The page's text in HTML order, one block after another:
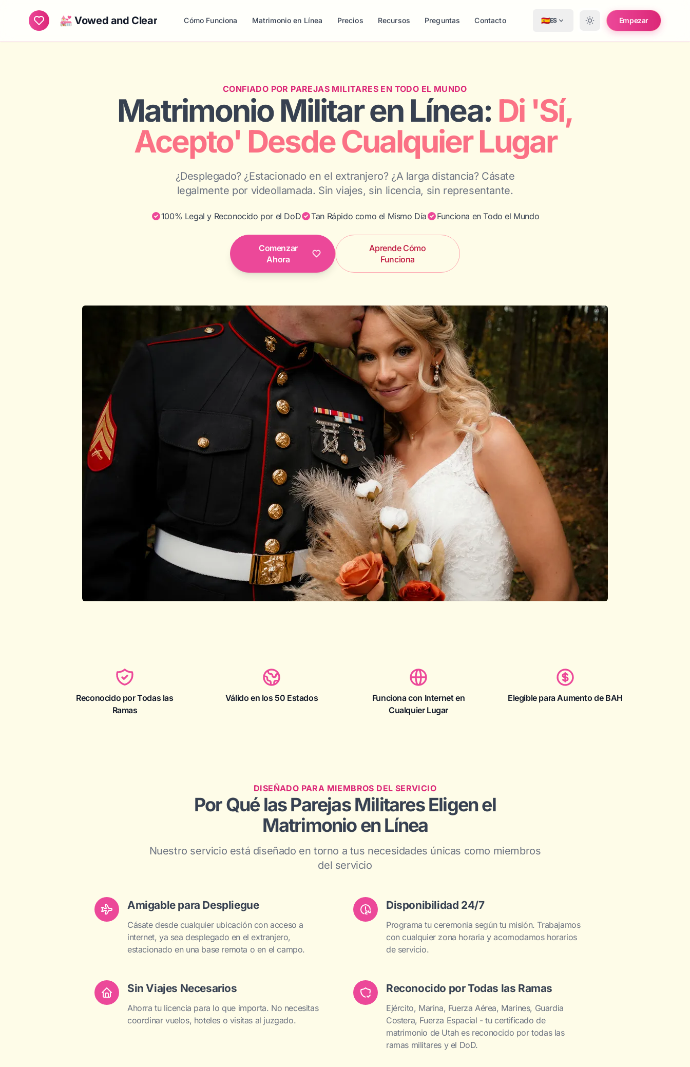
💒 Vowed and Clear Cómo Funciona Matrimonio en Línea Precios Recursos Preguntas Contacto 🇪🇸ES Empezar
CONFIADO POR PAREJAS MILITARES EN TODO EL MUNDO
Matrimonio Militar en Línea: Di 'Sí,
Acepto' Desde Cualquier Lugar
¿Desplegado? ¿Estacionado en el extranjero? ¿A larga distancia? Cásate
legalmente por videollamada. Sin viajes, sin licencia, sin representante.
100% Legal y Reconocido por el DoD Tan Rápido como el Mismo Día Funciona en Todo el Mundo
Comenzar
Ahora
Aprende Cómo
Funciona
Reconocido por Todas las
Ramas
Válido en los 50 Estados
Funciona con Internet en
Cualquier Lugar
Elegible para Aumento de BAH
DISEÑADO PARA MIEMBROS DEL SERVICIO
Por Qué las Parejas Militares Eligen el
Matrimonio en Línea
Nuestro servicio está diseñado en torno a tus necesidades únicas como miembros
del servicio
Amigable para Despliegue
Cásate desde cualquier ubicación con acceso a
internet, ya sea desplegado en el extranjero,
estacionado en una base remota o en el campo.
Disponibilidad 24/7
Programa tu ceremonia según tu misión. Trabajamos
con cualquier zona horaria y acomodamos horarios
de servicio.
Sin Viajes Necesarios
Ahorra tu licencia para lo que importa. No necesitas
coordinar vuelos, hoteles o visitas al juzgado.
Reconocido por Todas las Ramas
Ejército, Marina, Fuerza Aérea, Marines, Guardia
Costera, Fuerza Espacial - tu certificado de
matrimonio de Utah es reconocido por todas las
ramas militares y el DoD.